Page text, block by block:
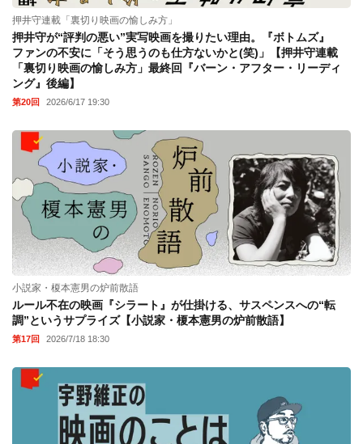
押井守連載「裏切り映画の愉しみ方」
押井守が“評判の悪い”実写映画を撮りたい理由。『ボトムズ』
ファンの不安に「そう思うのも仕方ないかと(笑)」【押井守連載
「裏切り映画の愉しみ方」最終回『バーン・アフター・リーディ
ング』後編】
第20回 2026/6/17 19:30
小説家・榎本憲男の炉前散語
ルール不在の映画『シラート』が仕掛ける、サスペンスへの“転
調”というサプライズ【小説家・榎本憲男の炉前散語】
第17回 2026/7/18 18:30